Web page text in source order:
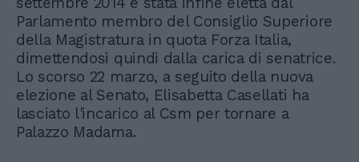
Parlamento membro del Consiglio Superiore
della Magistratura in quota Forza Italia,
dimettendosi quindi dalla carica di senatrice.
Lo scorso 22 marzo, a seguito della nuova
elezione al Senato, Elisabetta Casellati ha
lasciato l'incarico al Csm per tornare a
Palazzo Madama.